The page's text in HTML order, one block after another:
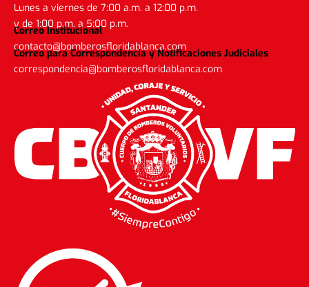
Lunes a viernes de 7:00 a.m. a 12:00 p.m.
y de 1:00 p.m. a 5:00 p.m.
Correo Institucional
contacto@bomberosfloridablanca.com
Correo para Correspondencia y Notificaciones Judiciales
correspondencia@bomberosfloridablanca.com